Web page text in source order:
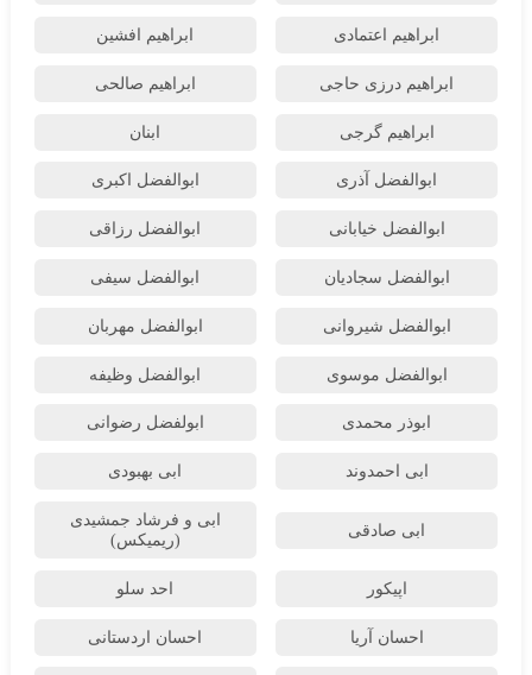
ابراهیم اعتمادی ابراهیم افشین
ابراهیم درزی حاجی ابراهیم صالحی
ابراهیم گرجی ابنان
ابوالفضل آذری ابوالفضل اکبری
ابوالفضل خیابانی ابوالفضل رزاقی
ابوالفضل سجادیان ابوالفضل سیفی
ابوالفضل شیروانی ابوالفضل مهربان
ابوالفضل موسوی ابوالفضل وظیفه
ابوذر محمدی ابولفضل رضوانی
ابی احمدوند ابی بهبودی
ابی صادقی
ابی و فرشاد جمشیدی
(ریمیکس)
اپیکور احد سلو
احسان آریا احسان اردستانی